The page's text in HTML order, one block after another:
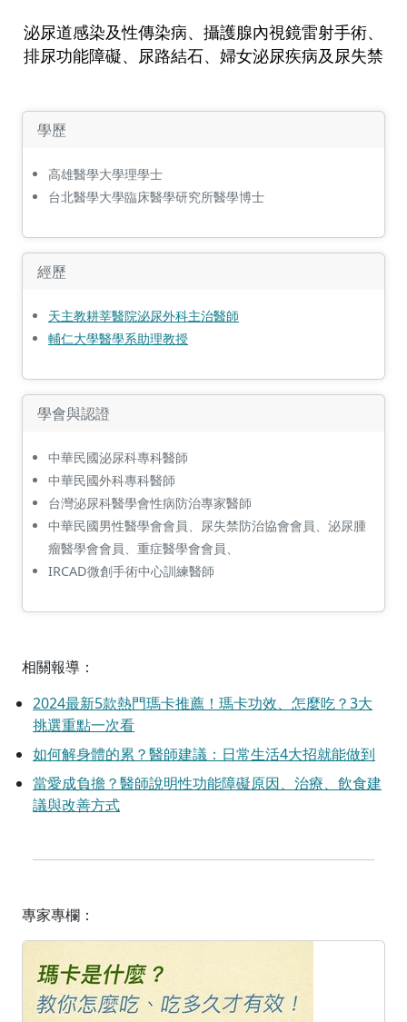
泌尿道感染及性傳染病、攝護腺內視鏡雷射手術、
排尿功能障礙、尿路結石、婦女泌尿疾病及尿失禁
學歷
高雄醫學大學理學士
台北醫學大學臨床醫學研究所醫學博士
經歷
天主教耕莘醫院泌尿外科主治醫師
輔仁大學醫學系助理教授
學會與認證
中華民國泌尿科專科醫師
中華民國外科專科醫師
台灣泌尿科醫學會性病防治專家醫師
中華民國男性醫學會會員、尿失禁防治協會會員、泌尿腫
瘤醫學會會員、重症醫學會會員、
IRCAD微創手術中心訓練醫師
相關報導：
2024最新5款熱門瑪卡推薦！瑪卡功效、怎麼吃？3大
挑選重點一次看
如何解身體的累？醫師建議：日常生活4大招就能做到
當愛成負擔？醫師說明性功能障礙原因、治療、飲食建
議與改善方式
專家專欄：